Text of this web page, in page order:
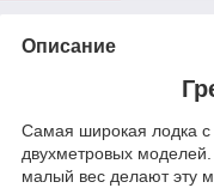
Описание
Самая широкая лодка
двухметровых
малый вес делают эту